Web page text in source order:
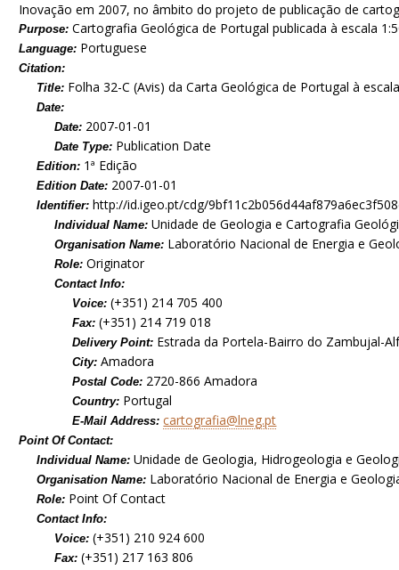
Inovação em 2007, no âmbito do projeto de publicação de
Purpose:Cartografia Geológica de Portugal publicada à escala
Language: Portuguese
Citation:
Title: Folha 32-C (Avis) da Carta Geológica de Portugal à
Date:
Date: 2007-01-01
Date Type: Publication Date
Edition: 1ª Edição
Edition Date: 2007-01-01
Identifier: http://id.igeo.pt/cdg/
Individual Name:Unidade de Geologia e Cartografia
Organisation Name: Laboratório Nacional de Energia e
Role:Originator
Contact Info:
Voice:(+351) 214 705 400
Fax:(+351) 214 719 018
Delivery Point: Estrada da Portela-Bairro do Zambujal-
City:Amadora
Postal Code: 2720-866 Amadora
Country: Portugal
E-Mail Address:cartografia@lneg.pt
Point Of Contact:
Individual Name:Unidade de Geologia, Hidrogeologia e
Organisation Name: Laboratório Nacional de Energia e
Role: Point Of Contact
Contact Info:
Voice:(+351) 210 924 600
Fax:(+351) 217 163 806